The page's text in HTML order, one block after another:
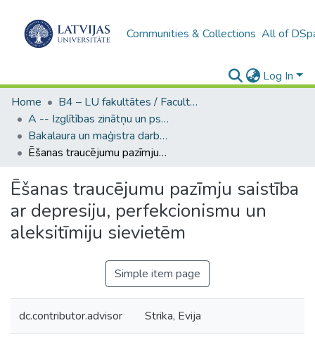
Communities & Collections All of
Log In
Home
B4 – LU fakultātes / Faculties of the UL
A -- Izglītības zinātņu un psiholoģijas fakultāte / Faculty of Education Sciences and Psychology
Bakalaura un maģistra darbi (PPMF) / Bachelor's and Master's theses
Ēšanas traucējumu pazīmju saistība ar depresiju, perfekcionismu un aleksitīmiju sievietēm
Ēšanas traucējumu pazīmju saistība
ar depresiju, perfekcionismu un
aleksitīmiju sievietēm
Simple item page
dc.contributor.advisor Strika, Evija